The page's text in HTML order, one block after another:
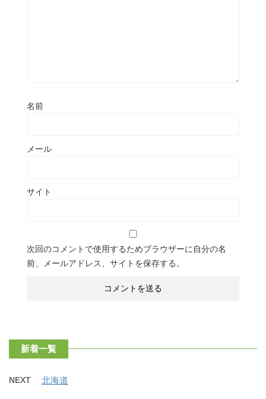
名前
メール
サイト
次回のコメントで使用するためブラウザーに自分の名
前、メールアドレス、サイトを保存する。
新着一覧
NEXT 北海道